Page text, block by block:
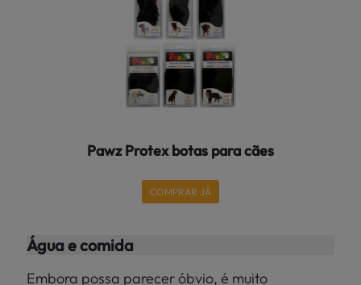
Pawz Protex botas para cães
COMPRAR JÁ
Água e comida
Embora possa parecer óbvio, é muito